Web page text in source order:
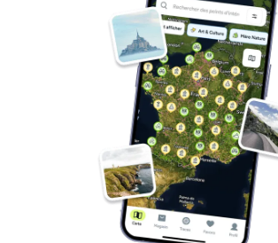
centre historique raffiné. Pont-Aven, célèbre
mais aussi ses galettes, évoque la douceur de
allie traditions maritimes, culture
Plougastel, quant à elle, est
fraises savoureuses.
Festival Interceltique de Lorient, chaque été,
musiciens et danseurs venus d’Irlande,
d’ailleurs. À Rennes, le Musée de Bretagne
forte de ce territoire, tandis que l’Océanopolis
la découverte des mondes marins. Et pour une
Vallée des Saints
, avec ses
granit, offre un panorama spectaculaire mêlant